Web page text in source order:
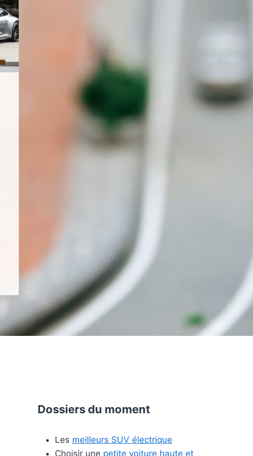
Dossiers du moment
Les meilleurs SUV électrique
Choisir une petite voiture haute et